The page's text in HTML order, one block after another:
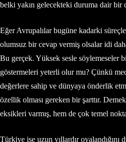
belki yakın gelecekteki duruma dair bir
Eğer Avrupalılar bugüne kadarki
olumsuz bir cevap vermiş olsalar idi
Bu gerçek. Yüksek sesle söylemeseler
göstermeleri yeterli olur mu? Çünkü
değerlere sahip ve dünyaya önderlik
özellik olması gereken bir şarttır.
eksikleri varmış, hem de çok temel
Türkiye ise uzun yıllardır oyalandığını